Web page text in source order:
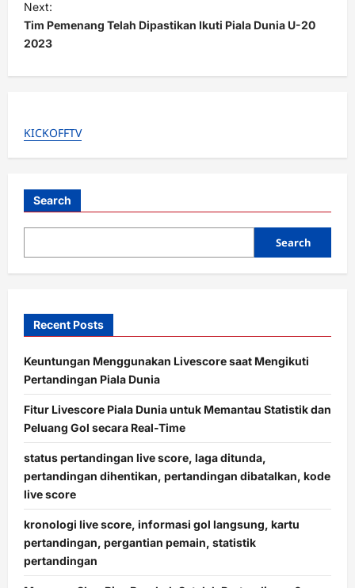
t
n
a
v
g
o
Next:
Tim Pemenang Telah Dipastikan Ikuti Piala Dunia U-20
2023
KICKOFFTV
Search
Search
Recent Posts
Keuntungan Menggunakan Livescore saat Mengikuti
Pertandingan Piala Dunia
Fitur Livescore Piala Dunia untuk Memantau Statistik dan
Peluang Gol secara Real-Time
status pertandingan live score, laga ditunda,
pertandingan dihentikan, pertandingan dibatalkan, kode
live score
kronologi live score, informasi gol langsung, kartu
pertandingan, pergantian pemain, statistik
pertandingan